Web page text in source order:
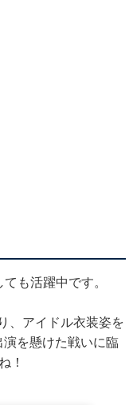
も活躍中です。
、アイドル衣装姿を
を懸けた戦いに臨
！